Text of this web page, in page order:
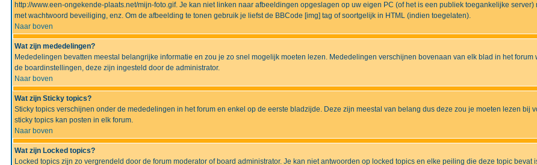
http://www.een-ongekende-plaats.net/mijn-foto.gif. Je kan niet linken naar afbeeldingen opgeslagen op uw eigen PC (of het is een publiek toegankelijke
met wachtwoord beveiliging, enz. Om de afbeelding te tonen gebruik je liefst de BBCode [img] tag of soortgelijk in HTML (indien toegelaten).
Naar boven
Wat zijn mededelingen?
Mededelingen bevatten meestal belangrijke informatie en zou je zo snel mogelijk moeten lezen. Mededelingen verschijnen bovenaan van elk blad in het
de boardinstellingen, deze zijn ingesteld door de administrator.
Naar boven
Wat zijn Sticky topics?
Sticky topics verschijnen onder de mededelingen in het forum en enkel op de eerste bladzijde. Deze zijn meestal van belang dus deze zou je moeten lezen
sticky topics kan posten in elk forum.
Naar boven
Wat zijn Locked topics?
Locked topics zijn zo vergrendeld door de forum moderator of board administrator. Je kan niet antwoorden op locked topics en elke peiling die deze topic